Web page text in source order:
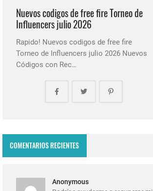
Nuevos codigos de free fire Torneo de
Influencers julio 2026
Rapido! Nuevos codigos de free fire
Torneo de Influencers julio 2026 Nuevos
Códigos con Rec…
COMENTARIOS RECIENTES
Anonymous